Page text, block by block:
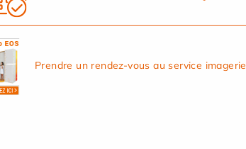
Prendre un rendez-vous au service imagerie